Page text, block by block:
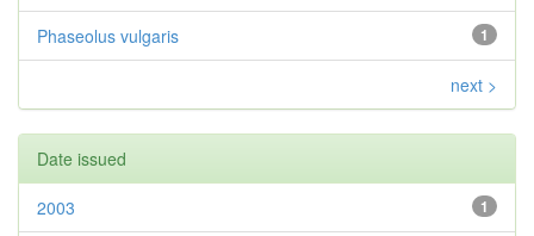
1
Phaseolus vulgaris
next >
Date issued
1
2003